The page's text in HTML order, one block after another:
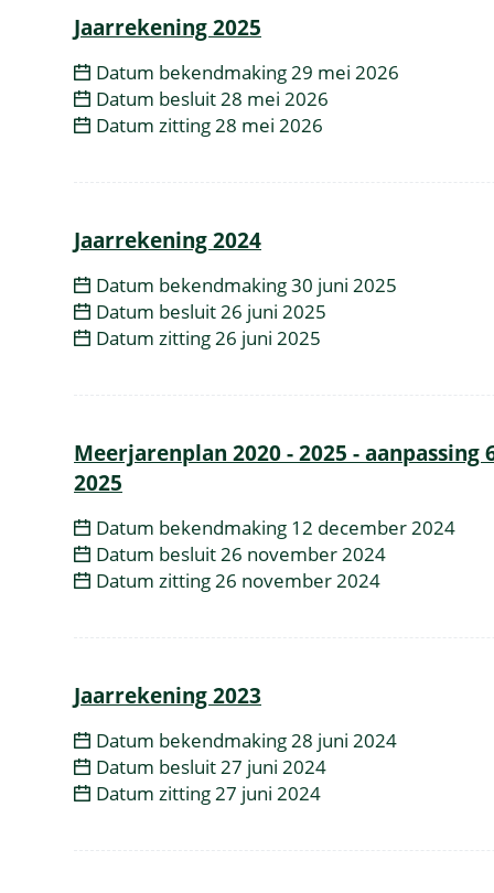
Overzicht
bekendmakingen
Jaarrekening 2025
Datum bekendmaking29 mei 2026
Datum besluit28 mei 2026
Datum zitting28 mei 2026
Jaarrekening 2024
Datum bekendmaking30 juni 2025
Datum besluit26 juni 2025
Datum zitting26 juni 2025
Meerjarenplan 2020 - 2025 - aanpassing
2025
Datum bekendmaking 12 december 2024
Datum besluit26 november 2024
Datum zitting26 november 2024
Jaarrekening 2023
Datum bekendmaking28 juni 2024
Datum besluit27 juni 2024
Datum zitting27 juni 2024